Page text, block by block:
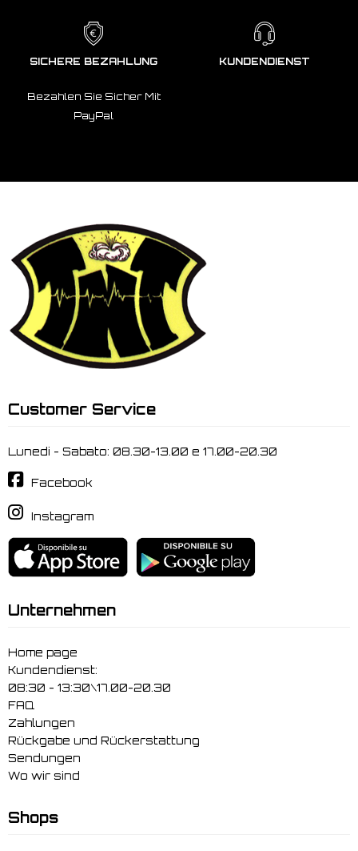
SICHERE BEZAHLUNG
Bezahlen Sie Sicher Mit
PayPal
KUNDENDIENST
Customer Service
Lunedi - Sabato: 08.30-13.00 e 17.00-20.30
Facebook
Instagram
Unternehmen
Home page
Kundendienst:
08:30 - 13:30\17.00-20.30
FAQ
Zahlungen
Rückgabe und Rückerstattung
Sendungen
Wo wir sind
Shops